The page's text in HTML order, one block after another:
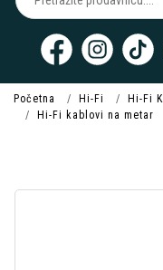
Početna Hi-Fi
Hi-Fi
Hi-Fi kablovi na metar